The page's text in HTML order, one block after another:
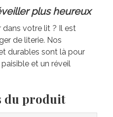
plus heureux
dans votre lit ? Il est
de literie. Nos
durables sont là pour
et un réveil
du produit